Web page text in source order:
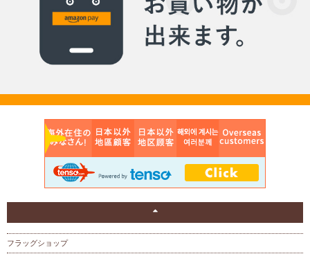
フラッグショップ